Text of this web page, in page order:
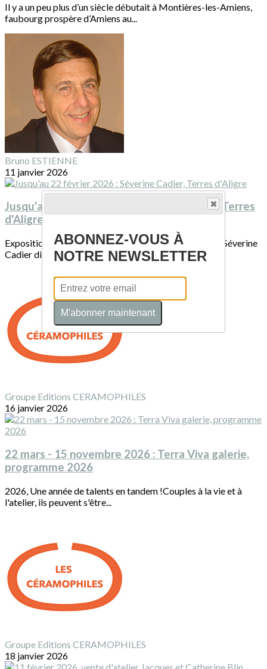
Il y a un peu plus d’un siècle débutait à Montières-les-Amiens,
faubourg prospère d’Amiens au...
Bruno ESTIENNE
11 janvier 2026
Jusqu'au 22 février 2026 : Séverine Cadier, Terres
d'Aligre
Exposition Nature céramique jusqu’au 22 février 2026Séverine
Cadier dit : il n’y a pas deux...
Groupe Editions CERAMOPHILES
16 janvier 2026
22 mars - 15 novembre 2026 : Terra Viva galerie,
programme 2026
2026, Une année de talents en tandem !Couples à la vie et à
l'atelier, ils peuvent s'être...
Groupe Editions CERAMOPHILES
18 janvier 2026
ABONNEZ-VOUS À
NOTRE NEWSLETTER
M'abonner maintenant